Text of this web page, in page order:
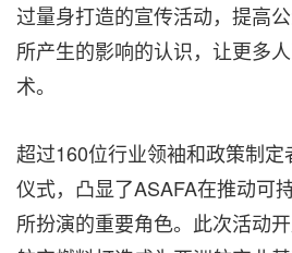
过量身打造的宣传活动，提高
所产生的影响的认识，让更多
术。
超过160位行业领袖和政策制
仪式，凸显了ASAFA在推动可
所扮演的重要角色。此次活动